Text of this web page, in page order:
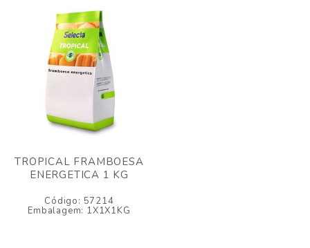
TROPICAL FRAMBOESA
ENERGETICA 1 KG
Código: 57214
Embalagem: 1X1X1KG